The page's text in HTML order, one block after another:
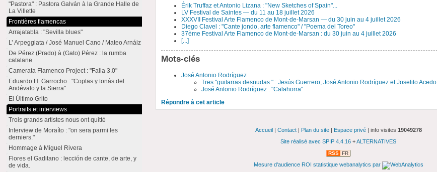
Érik Truffaz et Antonio Lizana : "New Sketches of Spain"...
LV Festival de Saintes — du 11 au 18 juillet 2026
XXXVII Festival Arte Flamenco de Mont-de-Marsan — du 30 juin au 4 juillet 2026
Diego Clavel : "Cante jondo, arte flamenco" / "Poema del Toreo"
37ème Festival Arte Flamenco de Mont-de-Marsan : du 30 juin au 4 juillet 2026
[...]
Mots-clés
José Antonio Rodríguez
Tres "guitarras desnudas " : Jesús Guerrero, José Antonio Rodríguez et Joselito Acedo.
José Antonio Rodríguez : "Calahorra"
Répondre à cet article
"Pastora" : Pastora Galván à la Grande Halle de
La Villette
Frontières flamencas
Arrajatabla : "Sevilla blues"
L’ Arpeggiata / José Manuel Cano / Mateo Arnáiz
De Pérez (Prado) à (Gato) Pérez : la rumba
catalane
Camerata Flamenco Project : "Falla 3.0"
Eduardo H. Garrocho : "Coplas y tonás del
Andévalo y la Sierra"
El Último Grito
Portraits et interviews
Trois grands artistes nous ont quitté
Interview de Moraíto : "on sera parmi les
derniers."
Hommage à Miguel Rivera
Flores el Gaditano : lección de cante, de arte, y
de vida.
Accueil| Contact| Plan du site| Espace privé| info visites 19049278
Site réalisé avec SPIP 4.4.16 +ALTERNATIVES
RSS FR
Mesure d'audience ROI statistique webanalytics par